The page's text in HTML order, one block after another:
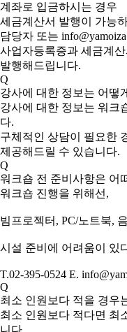
계좌로 입금하시는 경우
세금계산서 발행이 가능
담당자 또는
사업자등록증과 세금계
발행해드립니다.
Q
강사에 대한 정보는 어떻
강사에 대한 정보는 워크
다.
구체적인 상담이 필요한
제공해드릴 수 있습니다.
Q
워크숍 전 준비사항은 어
워크숍 진행을 위해선,
빔프로젝터, PC/노트북,
시설 준비에 어려움이 있
T.02-395-0524 E.
Q
최소 인원보다 적을 경우
최소 인원보다 적다면 최
니다.